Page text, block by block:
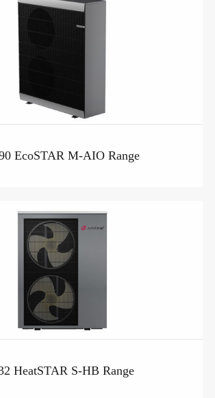
EcoSTAR M-AIO Range
HeatSTAR S-HB Range